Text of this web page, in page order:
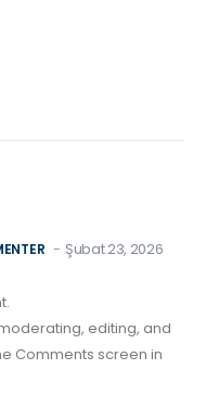
Şubat 23, 2026
editing, and
Comments screen in